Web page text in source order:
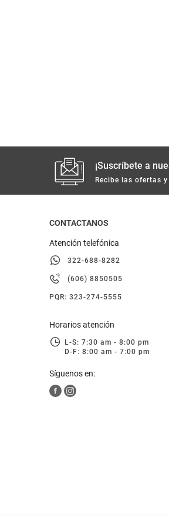
limpieza
otros
hogar
moda
deportes
¡Suscríbete a
Recibe las ofertas
CONTACTANOS
Atención telefónica
322-688-8282
(606) 8850505
PQR: 323-274-5555
Horarios atención
L-S: 7:30 am - 8:00 pm
D-F: 8:00 am - 7:00 pm
Síguenos en: